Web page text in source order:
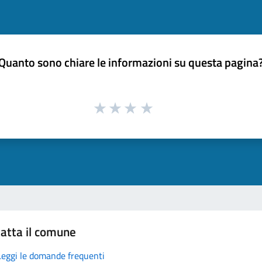
sono chiare le informazioni su questa
il comune
le domande frequenti